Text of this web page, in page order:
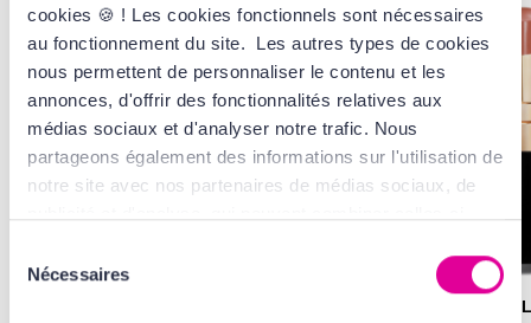
cookies 🍪 ! Les cookies fonctionnels sont nécessaires
au fonctionnement du site. Les autres types de cookies
nous permettent de personnaliser le contenu et les
annonces, d'offrir des fonctionnalités relatives aux
médias sociaux et d'analyser notre trafic. Nous
partageons également des informations sur l'utilisation de
notre site avec nos partenaires de médias sociaux, de
ou qu'ils ont collectées lors de votre utilisation de leurs
services. Tout ça, pour vous offrir une expérience au top
Nécessaires
CHANEL